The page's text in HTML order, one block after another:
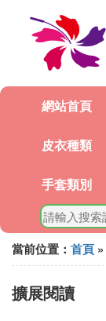
網站首頁
皮衣種類
手套類別
當前位置： 首頁 »
擴展閱讀